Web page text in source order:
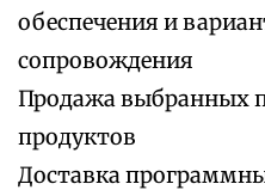
обеспечения и
сопровождения
Продажа выбранных
продуктов
Доставка